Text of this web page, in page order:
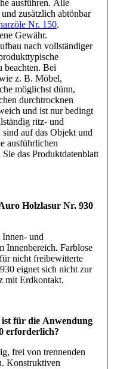
ausführen. Alle
zusätzlich abtönbar
Nr. 150.
Gewähr.
nach vollständiger
beachten. Bei
z. B. Möbel,
möglichst dünn,
durchtrocknen
und ist nur bedingt
ritz- und
auf das Objekt und
ausführlichen
das Produktdatenblatt
Holzlasur Nr. 930
und
Innenbereich. Farblose
nicht freibewitterte
eignet sich nicht zur
mit Erdkontakt.
für die Anwendung
erforderlich?
frei von trennenden
Konstruktiven